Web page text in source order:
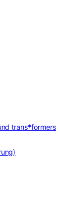
trans*formers